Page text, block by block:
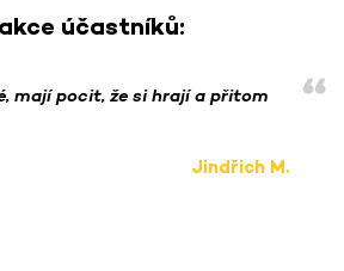
účastníků:
mají pocit, že si hrají a přitom
Jindřich M.